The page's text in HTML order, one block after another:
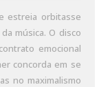
estreia orbitasse
música. O disco
emocional
concorda em se
no maximalismo